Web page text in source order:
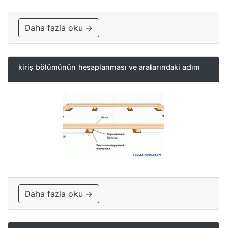
Daha fazla oku →
kiriş bölümünün hesaplanması ve aralarındaki adım
Daha fazla oku →